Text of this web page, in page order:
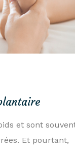
et sont
Et pourtant,